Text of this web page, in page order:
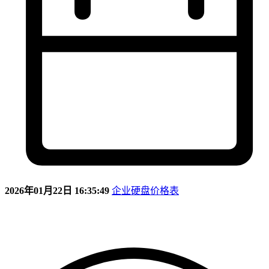
2026年01月22日 16:35:49 企业硬盘价格表